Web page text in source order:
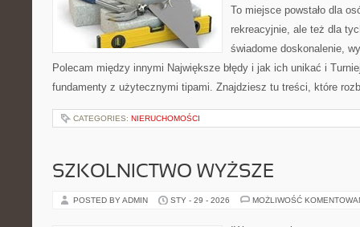
To miejsce powstało dla
rekreacyjnie, ale też dla
świadome doskonalenie,
Polecam między innymi Największe błędy i jak ich unikać i
fundamenty z użytecznymi tipami. Znajdziesz tu treści, które
CATEGORIES: NIERUCHOMOŚCI
SZKOLNICTWO WYŻSZE
POSTED BY ADMIN STY - 29 - 2026 MOŻLIWOŚĆ